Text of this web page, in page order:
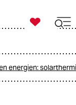

taz zahl ich
energien: